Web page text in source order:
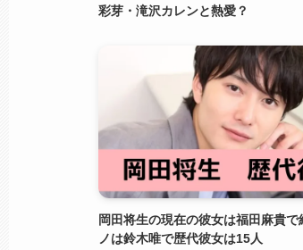
彩芽・滝沢カレンと熱愛？
岡田将生の現在の彼女は福田麻貴
ノは鈴木唯で歴代彼女は15人